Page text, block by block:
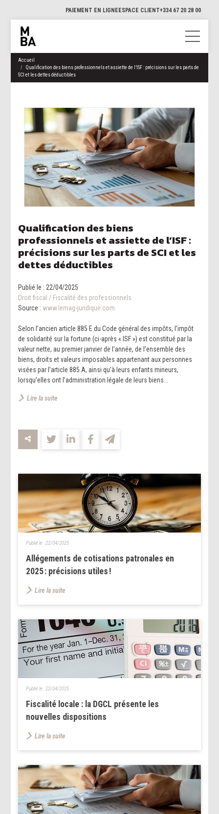
PAIEMENT EN LIGNEESPACE CLIENT+334 67 20 28 00
Accueil
Qualification des biens professionnels et assiette de l’ISF : précisions sur les parts de
SCI et les dettes déductibles
Qualification des biens
professionnels et assiette de l’ISF :
précisions sur les parts de SCI et les
dettes déductibles
Publié le : 22/04/2025
Droit fiscal / Fiscalité des professionnels
Source : www.lemag-juridique.com
Selon l’ancien article 885 E du Code général des impôts, l’impôt
de solidarité sur la fortune (ci-après « ISF ») est constitué par la
valeur nette, au premier janvier de l’année, de l’ensemble des
biens, droits et valeurs imposables appartenant aux personnes
visées par l’article 885 A, ainsi qu’à leurs enfants mineurs,
lorsqu’elles ont l’administration légale de leurs biens...
Lire la suite
Allégements de cotisations patronales en
2025 : précisions utiles !
Publié le : 22/04/2025
Lire la suite
Fiscalité locale : la DGCL présente les
nouvelles dispositions
Publié le : 22/04/2025
Lire la suite